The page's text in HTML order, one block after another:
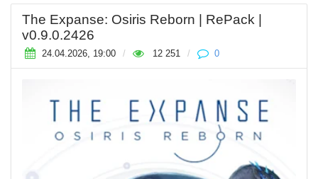
The Expanse: Osiris Reborn | RePack |
v0.9.0.2426
24.04.2026, 19:00 / 12 251 / 0